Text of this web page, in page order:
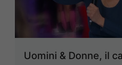
Uomini & Donne, il